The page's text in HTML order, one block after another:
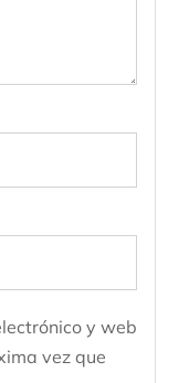
y web
vez que